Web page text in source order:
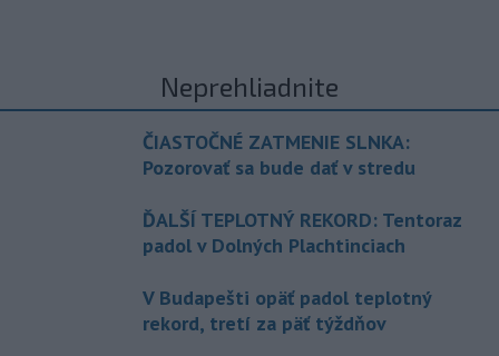
Neprehliadnite
ČIASTOČNÉ ZATMENIE SLNKA:
Pozorovať sa bude dať v stredu
ĎALŠÍ TEPLOTNÝ REKORD: Tentoraz
padol v Dolných Plachtinciach
V Budapešti opäť padol teplotný
rekord, tretí za päť týždňov